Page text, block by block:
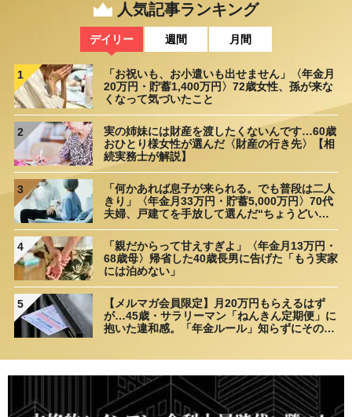
人気記事ランキング
デイリー 週間 月間
1
「お祝いも、お小遣いも出せません」〈年金月
20万円・貯蓄1,400万円〉72歳女性、孫が来な
くなって気づいたこと
2
実の姉妹には財産を渡したくないんです…60歳
おひとり様女性が選んだ〈財産の行き先〉【相
続実務士が解説】
3
「何かあれば息子が来られる。でも普段は二人
きり」〈年金月33万円・貯蓄5,000万円〉70代
夫婦、戸建てを手放して選んだ“ちょうどいい
4
「親だからって甘えすぎよ」〈年金月13万円・
68歳母〉帰省した40歳長男に告げた「もう実家
には泊めない」
5
【メルマガ会員限定】月20万円もらえるはず
が…45歳・サラリーマン「ねんきん定期便」に
抱いた違和感。「年金ルール」知らずにそのま